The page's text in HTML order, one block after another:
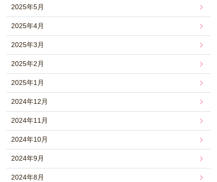
2025年5月
2025年4月
2025年3月
2025年2月
2025年1月
2024年12月
2024年11月
2024年10月
2024年9月
2024年8月